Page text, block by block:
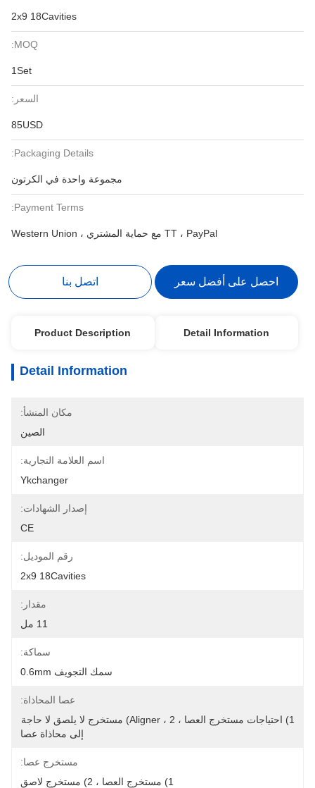
2x9 18Cavities
MOQ:
1Set
السعر:
85USD
Packaging Details:
مجموعة واحدة في الكرتون
Payment Terms:
TT ، PayPal مع حماية المشتري ، Western Union
احصل على أفضل سعر اتصل بنا
Detail Information
Product Description
Detail Information
مكان المنشأ:
الصين
اسم العلامة التجارية:
Ykchanger
إصدار الشهادات:
CE
رقم الموديل:
2x9 18Cavities
مقدار:
11 مل
سماكة:
سمك التجويف 0.6mm
عصا المحاذاة:
إلى محاذاة عصا
مستخرج عصا:
1) مستخرج العصا ، 2) مستخرج لاصق